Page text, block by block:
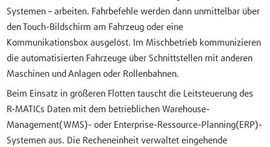
Systemen – arbeiten. Fahrbefehle werden dann unmittelbar über
den Touch-Bildschirm am Fahrzeug oder eine
Kommunikationsbox ausgelöst. Im Mischbetrieb kommunizieren
die automatisierten Fahrzeuge über Schnittstellen mit anderen
Maschinen und Anlagen oder Rollenbahnen.
Beim Einsatz in größeren Flotten tauscht die Leitsteuerung des
R-MATICs Daten mit dem betrieblichen Warehouse-
Management(WMS)- oder Enterprise-Ressource-Planning(ERP)-
Systemen aus. Die Recheneinheit verwaltet eingehende